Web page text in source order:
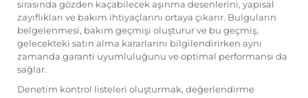
sırasında gözden kaçabilecek aşınma desenlerini, yapısal
zayıflıkları ve bakım ihtiyaçlarını ortaya çıkarır. Bulguların
belgelenmesi, bakım geçmişi oluşturur ve bu geçmiş,
gelecekteki satın alma kararlarını bilgilendirirken aynı
zamanda garanti uyumluluğunu ve optimal performansı da
sağlar.
Denetim kontrol listeleri oluşturmak, değerlendirme